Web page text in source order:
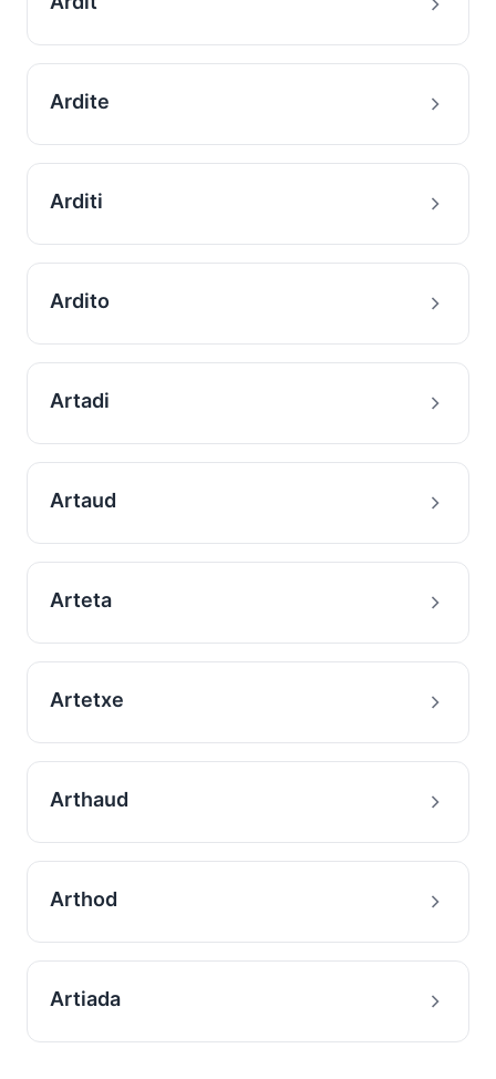
Ardite
Arditi
Ardito
Artadi
Artaud
Arteta
Artetxe
Arthaud
Arthod
Artiada